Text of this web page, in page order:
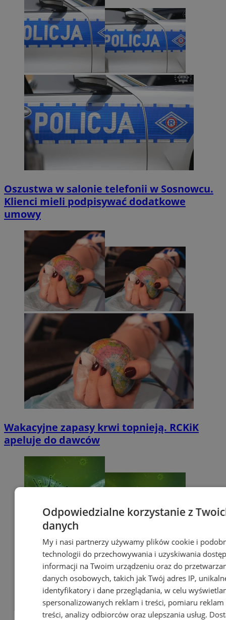
Oszustwa w salonie telefonii w Sosnowcu.
Klienci mieli podpisywać dodatkowe
umowy
Wakacyjne zapasy krwi topnieją. RCKiK
apeluje do dawców
Odpowiedzialne korzystanie z
danych
My i nasi partnerzy używamy plików cookie i
technologii do przechowywania i uzyskiwania
informacji na Twoim urządzeniu oraz do
danych osobowych, takich jak Twój adres IP,
identyfikatory i dane przeglądania, w celu
spersonalizowanych reklam i treści, pomiaru reklam
treści, analizy odbiorców oraz ulepszania usług.